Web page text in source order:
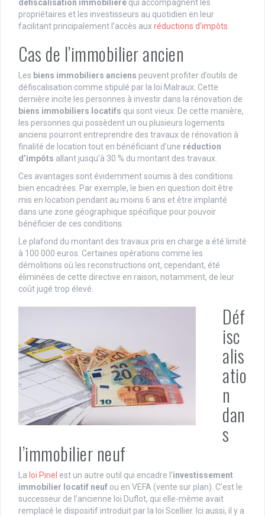
défiscalisation immobilière qui accompagnent les
propriétaires et les investisseurs au quotidien en leur
facilitant principalement l’accès auxréductions d’impôts
Cas de l’immobilier ancien
Les biens immobiliers anciens peuvent profiter d’outils de
défiscalisation comme stipulé par la loi Malraux. Cette
dernière incite les personnes à investir dans la rénovation de
biens immobiliers locatifs qui sont vieux. De cette manière,
les personnes qui possèdent un ou plusieurs logements
anciens pourront entreprendre des travaux de rénovation à
finalité de location tout en bénéficiant d’une réduction
d’impôts allant jusqu’à 30 % du montant des travaux.
Ces avantages sont évidemment soumis à des conditions
bien encadrées. Par exemple, le bien en question doit être
mis en location pendant au moins 6 ans et être implanté
dans une zone géographique spécifique pour pouvoir
bénéficier de ces conditions.
Le plafond du montant des travaux pris en charge a été limité
à 100 000 euros. Certaines opérations comme les
démolitions où les reconstructions ont, cependant, été
éliminées de cette directive en raison, notamment, de leur
coût jugé trop élevé.
Déf
isc
alis
atio
n
dan
s
l’immobilier neuf
La loi Pinel est un autre outil qui encadre l’investissement
immobilier locatif neuf ou en VEFA (vente sur plan). C’est le
successeur de l’ancienne loi Duflot, qui elle-même avait
remplacé le dispositif introduit par la loi Scellier. Ici aussi, il y a